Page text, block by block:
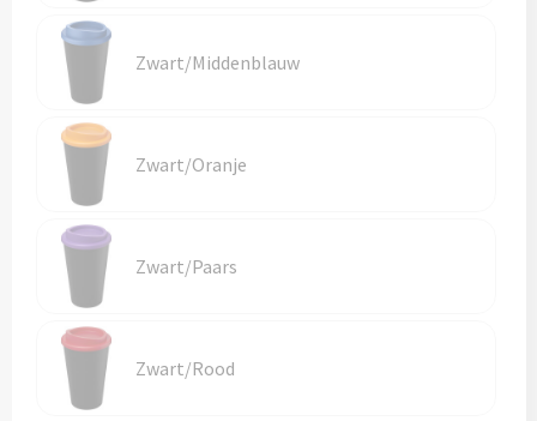
Zwart/Middenblauw
Zwart/Oranje
Zwart/Paars
Zwart/Rood